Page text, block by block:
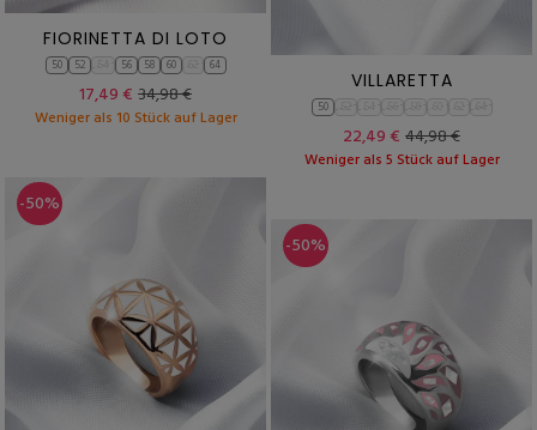
FIORINETTA DI LOTO
50 52 56 58 60 64
17,49 € 34,98 €
Weniger als 10 Stück auf Lager
VILLARETTA
50
22,49 € 44,98 €
Weniger als 5 Stück auf Lager
-50%
-50%